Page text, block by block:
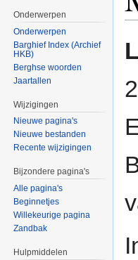
Onderwerpen
Onderwerpen
Barghief Index (Archief
HKB)
Berghse woorden
Jaartallen
Wijzigingen
Nieuwe pagina's
Nieuwe bestanden
Recente wijzigingen
Bijzondere pagina's
Alle pagina's
Beginnetjes
Willekeurige pagina
Zandbak
Hulpmiddelen